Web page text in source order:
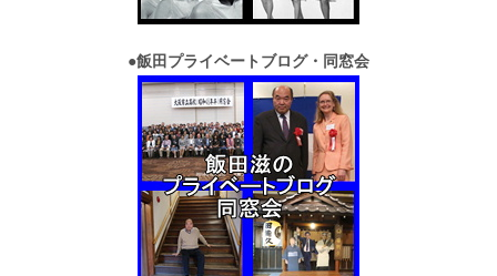
●飯田プライベートブログ・同窓会